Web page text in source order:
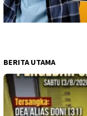
BERITA UTAMA